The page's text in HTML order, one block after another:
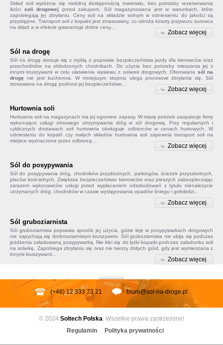
Skład soliwyróżnia się mobilną dostępnością materiału, bez potrzeby rezerwowania
ilości soli drogowej przed zakupem. Sól magazynowana jest w warunkach, które
zapobiegają jej zbrylaniu. Ceny soli na składzie solnym w odniesieniu do jakości są
przystępne. Transport soli z kopalni jest zmasowany, co obniża koszty przywozu surowca
na skład a w efekcie gwarantuje dobre ceny...
Zobacz więcej
Sól na drogę
Sól na drogę stosuje się z myślą o poprawie bezpieczeństwa jazdy dla kierowców oraz
przechodniów na oblodzonych chodnikach. Do użycia bez potrzeby mieszania jej z
innymi kruszywami w celu ułatwienia wysiewu z solarek drogowych. Oferowana sól na
drogę nie jest kuchenna. W mniejszym stopniu ulega procesowi zbrylania się. Sól
stosowana na drogę podnosi jej bezpieczeństwo...
Zobacz więcej
Hurtownia soli
Hurtownia soli na magazynach ma jej ogromne zapasy. W miarę potrzeb zaopatruje firmy
wykonujące usługi zimowego utrzymywania dróg w sól drogową. Przy regularnych i
cyklicznych dostawach soli hurtownia obsługuje odbiorców w cenach hurtowych. W
odniesieniu do kopalń czy małych składów hurtownia solizapewnia transport soli na
miejsce wyznaczone przez odbiorcę...
Zobacz więcej
Sól do posypywania
Sól do posypywania dróg, chodników przydrożnych, parkingów, ścieżek przyszkolnych,
placów kościelnych. Zwiększa bezpieczeństwo kierowców oraz pieszych zabezpieczając
zarazem wykonawców usługi przed wypłacaniem odszkodowań z tytułu nienależycie
utrzymanych dróg, chodników w czasie występowania opadów śniegu i gołoledzi...
Zobacz więcej
Sól gruboziarnista
Sól gruboziarnista poprawia sposób jej użycia, gdzie leje w posypywarkach drogowych
nie zapychają się drobnoziarnistym kruszywem. Sól gruboziarnista nie ubija się podczas
jeżdżenia załadowaną posypywarką. Nie klei się do łyżki koparki podczas załadunku soli
na solarkę. Zapobiega zbrylaniu się oraz nie tworzy zbitych gród, gdy jest wymieszana z
innymi kruszywami...
Zobacz więcej
(+48) 12 333 73 21 biuro@sol-na-droge.pl
© 2024 Soltech Polska. Wszelkie prawa zastrzeżone!
Regulamin
Polityka prywatności